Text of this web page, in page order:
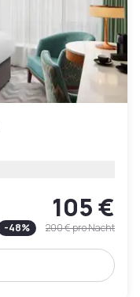
105 €
-48% 200 €pro Nacht